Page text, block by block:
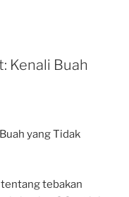
Kenali Buah
yang Tidak
tebakan